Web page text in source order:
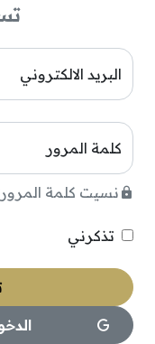
البريد الالكتروني
كلمة المرور
نسيت كلمة
تذكرني